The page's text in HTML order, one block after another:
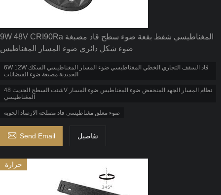
9W 48V CRI90Ra المغناطيسي شفط بقعة ضوء سطح قاد مصبغة
ضوء شكل دائري ضوء المسار المغناطيس
6W 12W قاد السقف التجاري الخطي المغناطيسي ضوء المسار المغناطيسي السكك
الحديدية مصبغة ضوء الفيضانات
شنت السطح الحديث 48V نظام المسار الجهد المنخفض ضوء المغناطيس ضوء المسار
المغناطيسي
ضوء معلق مغناطيسي قاد مصلحة الارصاد الجوية
 Send Email تفاصيل
حرارة